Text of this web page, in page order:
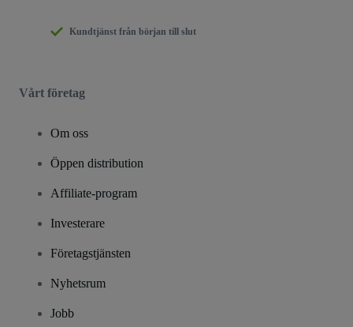
Kundtjänst från början till slut
Vårt företag
Om oss
Öppen distribution
Affiliate-program
Investerare
Företagstjänsten
Nyhetsrum
Jobb